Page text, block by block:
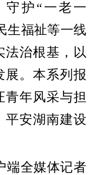
守护“一老一
生福祉等一线
法治根基，以
展。本系列报
青年风采与担
平安湖南建设
端全媒体记者